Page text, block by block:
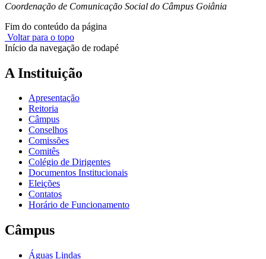
Coordenação de Comunicação Social do Câmpus Goiânia
Fim do conteúdo da página
Voltar para o topo
Início da navegação de rodapé
A Instituição
Apresentação
Reitoria
Câmpus
Conselhos
Comissões
Comitês
Colégio de Dirigentes
Documentos Institucionais
Eleições
Contatos
Horário de Funcionamento
Câmpus
Águas Lindas